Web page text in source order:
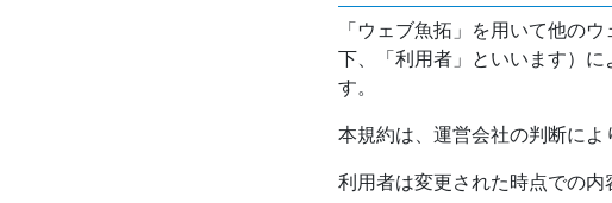
「ウェブ魚拓」を用いて他の
下、「利用者」といいます）
す。
本規約は、運営会社の判断によ
利用者は変更された時点での内